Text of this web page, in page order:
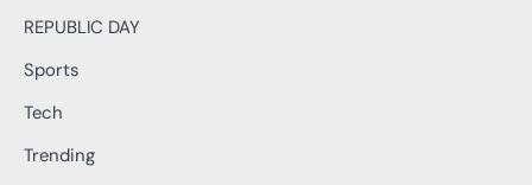
REPUBLIC DAY
Sports
Tech
Trending